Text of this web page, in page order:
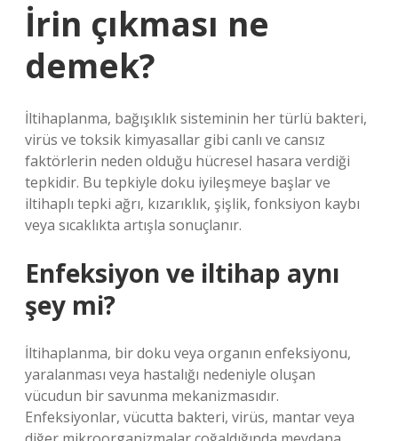
İrin çıkması ne
demek?
İltihaplanma, bağışıklık sisteminin her türlü bakteri,
virüs ve toksik kimyasallar gibi canlı ve cansız
faktörlerin neden olduğu hücresel hasara verdiği
tepkidir. Bu tepkiyle doku iyileşmeye başlar ve
iltihaplı tepki ağrı, kızarıklık, şişlik, fonksiyon kaybı
veya sıcaklıkta artışla sonuçlanır.
Enfeksiyon ve iltihap aynı
şey mi?
İltihaplanma, bir doku veya organın enfeksiyonu,
yaralanması veya hastalığı nedeniyle oluşan
vücudun bir savunma mekanizmasıdır.
Enfeksiyonlar, vücutta bakteri, virüs, mantar veya